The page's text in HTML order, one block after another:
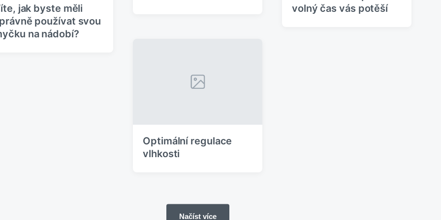
volný čas vás potěší
jak byste měli
používat svou
na nádobí?
Optimální regulace
vlhkosti
Načíst více